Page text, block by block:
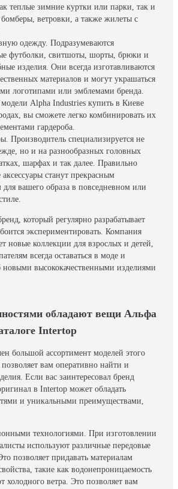
теплые зимние куртки или парки, так и
бомберы, ветровки, а также жилеты с
одежду. Подразумеваются
футболки, свитшоты, шорты, брюки и
изделия. Они всегда изготавливаются
материалов и могут украшаться
логотипами или эмблемами бренда.
Alpha Industries купить в Киеве
вы сможете легко комбинировать их
гардероба.
Производитель специализируется не
но и на разнообразных головных
шарфах и так далее. Правильно
станут прекрасным
вашего образа в повседневном или
который регулярно разрабатывает
экспериментировать. Компания
новые коллекции для взрослых и детей,
всегда оставаться в моде и
новыми высококачественными изделиями
обладают вещи Альфа
Intertop
большой ассортимент моделей этого
вам оперативно найти и
Если вас заинтересовал бренд
в Intertop может обладать
и уникальными преимуществами,
технологиями. При изготовлении
используют различные передовые
позволяет придавать материалам
такие как водонепроницаемость
холодного ветра. Это позволяет вам